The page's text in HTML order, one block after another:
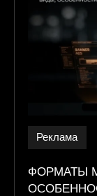
Реклама
ФОРМАТЫ